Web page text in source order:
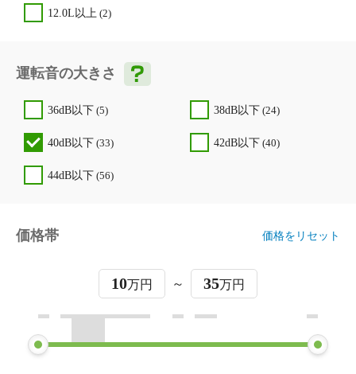
12.0L以上 (2)
運転音の大きさ
36dB以下 (5) 38dB以下 (24)
40dB以下 (33) 42dB以下 (40)
44dB以下 (56)
価格帯 価格をリセット
10万円 ～ 35万円